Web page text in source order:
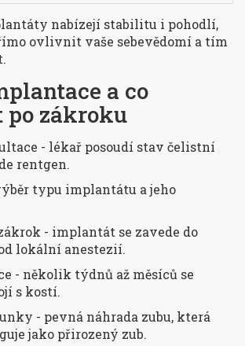
nabízejí stabilitu i pohodlí,
ovlivnit vaše sebevědomí a tím
a co
po zákroku
- lékař posoudí stav čelistní
rentgen.
typu implantátu a jeho
- implantát se zavede do
lokální anestezií.
- několik týdnů až měsíců se
s kostí.
- pevná náhrada zubu, která
jako přirozený zub.